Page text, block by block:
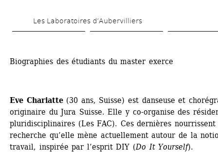
au
Les Laboratoires d’Aubervilliers
Biographies des étudiants du master exerce
Eve Chariatte(30 ans, Suisse) est danseuse et
originaire du Jura Suisse. Elle y co-organise des
pluridisciplinaires (Les FAC). Ces dernières
recherche qu’elle mène actuellement autour de la
travail, inspirée par l’esprit DIY (Do It Yourself).